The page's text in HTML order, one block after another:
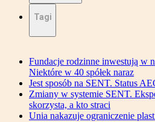
Tagi
Fundacje rodzinne inwestują w
Niektóre w 40 spółek naraz
Jest sposób na SENT. Status
Zmiany w systemie SENT.
skorzysta, a kto straci
Unia nakazuje ograniczenie